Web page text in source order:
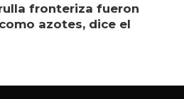
fronteriza fueron
azotes, dice el